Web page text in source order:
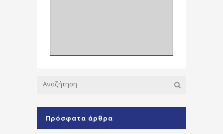
Πρόσφατα άρθρα